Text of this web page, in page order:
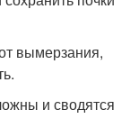
вымерзания,
и сводятся